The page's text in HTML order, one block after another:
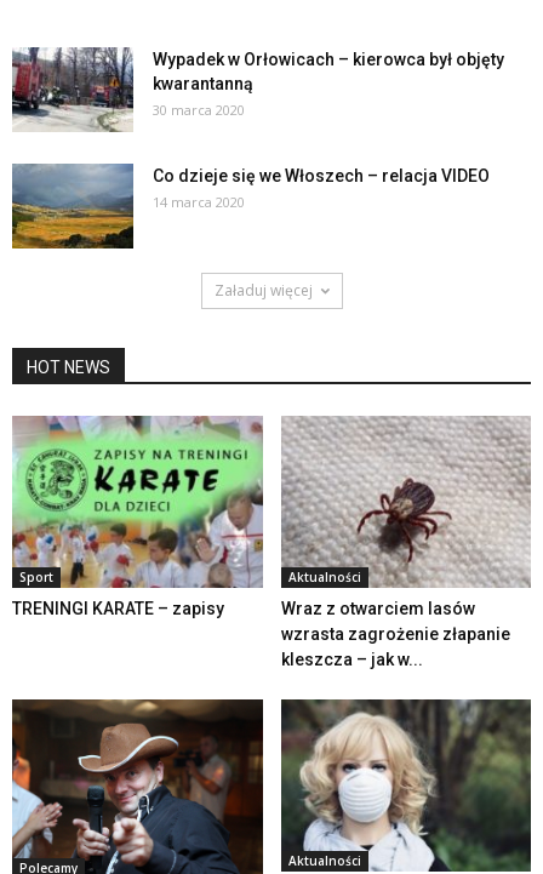
Wypadek w Orłowicach – kierowca był objęty
kwarantanną
30 marca 2020
Co dzieje się we Włoszech – relacja VIDEO
14 marca 2020
Załaduj więcej
HOT NEWS
Sport
TRENINGI KARATE – zapisy
Aktualności
Wraz z otwarciem lasów
wzrasta zagrożenie złapanie
kleszcza – jak w...
Polecamy Aktualności